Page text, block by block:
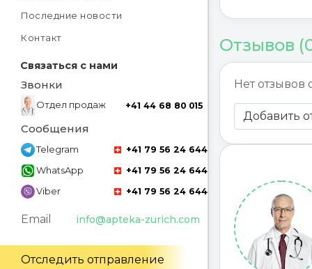
Последние новости
Контакт
Связаться с нами
Звонки
Отдел продаж +41 44 68 80 015
Сообщения
Telegram +41 79 56 24 644
WhatsApp +41 79 56 24 644
Viber +41 79 56 24 644
Email info@apteka-zurich.com
Отследить отправление
Отзывов
Нет отзывов
Добавить